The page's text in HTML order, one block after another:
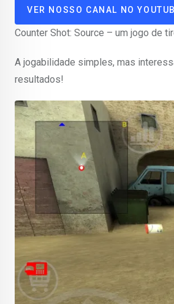
VER NOSSO CANAL NO
Counter Shot: Source – um jogo de
A jogabilidade simples, mas
resultados!